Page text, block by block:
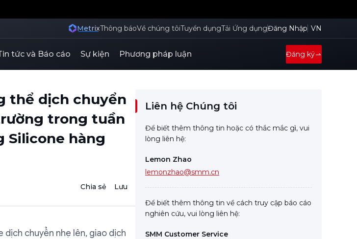
MetrixThông báoVề chúng tôiTuyển dụngTải Ứng dụngĐăng Nhập VN
tức và Báo cáo Sự kiện Phương pháp luận Đăng ký
thể dịch chuyển
trong tuần
Silicone hàng
Chia sẻ Lưu
dịch chuyển nhẹ lên, giao dịch
Liên hệ Chúng tôi
Để biết thêm thông tin hoặc có thắc mắc gì, vui
lòng liên hệ:
Lemon Zhao
lemonzhao@smm.cn
Để biết thêm thông tin về cách truy cập báo cáo
nghiên cứu, vui lòng liên hệ:
SMM Customer Service